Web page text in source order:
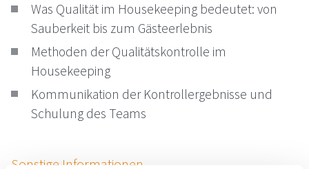
Was Qualität im Housekeeping bedeutet: von
Sauberkeit bis zum Gästeerlebnis
Methoden der Qualitätskontrolle im
Housekeeping
Kommunikation der Kontrollergebnisse und
Schulung des Teams
Sonstige Informationen